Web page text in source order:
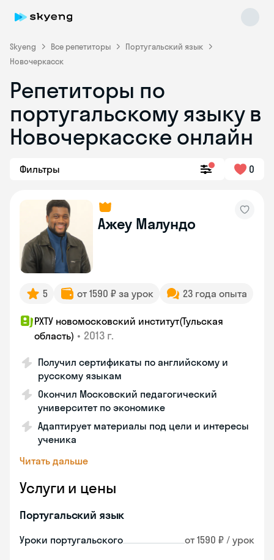
Skyeng Все репетиторы
Португальский язык
Новочеркасск
Репетиторы по
португальскому языку в
Новочеркасске онлайн
Фильтры 0
Ажеу Малундо
5 от 1590 ₽ за урок 23 года опыта
РХТУ новомосковский институт(Тульская
область) • 2013 г.
Получил сертификаты по английскому и
русскому языкам
Окончил Московский педагогический
университет по экономике
Адаптирует материалы под цели и интересы
ученика
Читать дальше
Услуги и цены
Португальский язык
Уроки португальского от 1590 ₽ / урок
online